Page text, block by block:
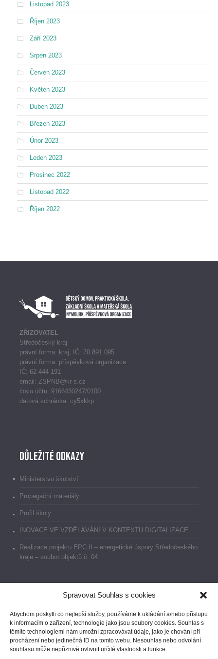
Spravovat Souhlas s cookies
Abychom poskytli co nejlepší služby, používáme k ukládání a/nebo přístupu
k informacím o zařízení, technologie jako jsou soubory cookies. Souhlas s
těmito technologiemi nám umožní zpracovávat údaje, jako je chování při
procházení nebo jedinečná ID na tomto webu. Nesouhlas nebo odvolání
souhlasu může nepříznivě ovlivnit určité vlastnosti a funkce.
Listopad 2023
Říjen 2023
Září 2023
Srpen 2023
Červen 2023
Květen 2023
Duben 2023
Březen 2023
Únor 2023
Leden 2023
Prosinec 2022
Listopad 2022
Říjen 2022
ZŘIZOVATEL
Středočeský kraj
právní forma: kraj, IČ: 70 891 095
právní forma: příspěvková organizace
IČ: 62 444 191
email: ZSPNB@kr-s.cz
číslo účtu: 9166430247/0100
datová schránka: cy5xkkp
Důležité odkazy
Ministerstvo školství
Propagační materiály
Profil školy
INOVACE VE VZDĚLÁVÁNÍ V KONTEXTU DIGITALIZACE
Realizace projektu EPC II – energetické úspory Středočeského
kraje – soubor objektů č. 04
Prohlášení o přístupnosti
GDPR